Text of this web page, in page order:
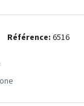
Référence: 6516